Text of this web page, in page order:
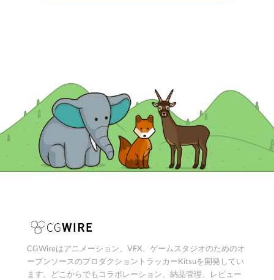
CGWireはアニメーション、VFX、ゲームスタジオのためのオ
ープンソースのプロダクショントラッカーKitsuを開発してい
ます。どこからでもコラボレーション、納品管理、レビュー